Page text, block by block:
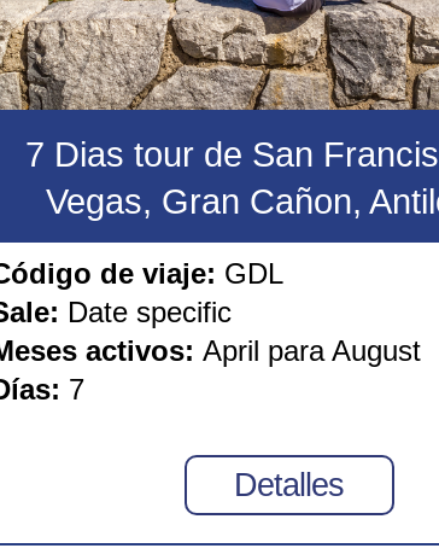
7 Dias tour de San
Vegas, Gran Cañon,
de viaje: GDL
Date specific
activos: April para August
7
Detalles